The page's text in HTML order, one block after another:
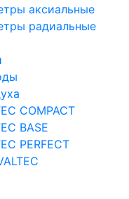
аксиальные
радиальные
COMPACT
BASE
PERFECT